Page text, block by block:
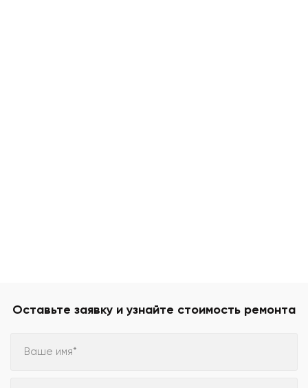
Оставьте заявку и узнайте стоимость ремонта
Ваше имя*